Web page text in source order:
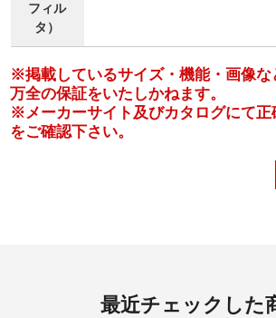
フィル
タ）
※掲載しているサイズ・機能・画像な
万全の保証をいたしかねます。
※メーカーサイト及びカタログにて正
をご確認下さい。
最近チェックした